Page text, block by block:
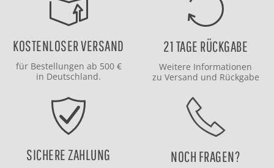
KOSTENLOSER VERSAND
für Bestellungen ab 500 €
in Deutschland.
21 TAGE RÜCKGABE
Weitere Informationen
zu Versand und Rückgabe
SICHERE ZAHLUNG NOCH FRAGEN?